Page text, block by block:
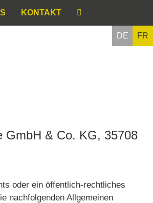
KONTAKT
DE FR
GmbH & Co. KG, 35708
oder ein öffentlich-rechtliches
nachfolgenden Allgemeinen